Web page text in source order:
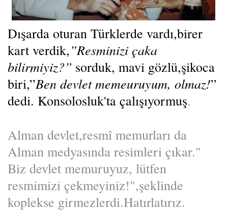
Dışarda oturan Türklerde vardı,birer
kart verdik,”Resminizi çaka
bilirmiyiz?” sorduk, mavi gözlü,şikoca
biri,”Ben devlet memeuruyum, olmaz!”
dedi. Konsolosluk'ta çalışıyormuş.
Alman devlet,resmî memurları da
Alman medyasında resimleri çıkar."
Biz devlet memuruyuz, lütfen
resmimizi çekmeyiniz!",şeklinde
koplekse girmezlerdi.Hatırlatırız.